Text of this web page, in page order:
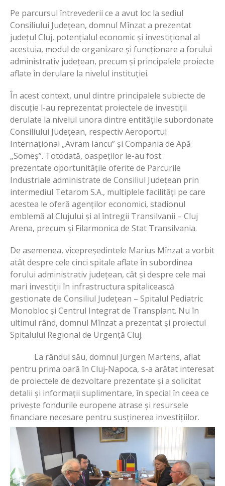
Pe parcursul întrevederii ce a avut loc la sediul
Consiliului Județean, domnul Mînzat a prezentat
județul Cluj, potențialul economic și investițional al
acestuia, modul de organizare și funcționare a forului
administrativ județean, precum și principalele proiecte
aflate în derulare la nivelul instituției.
În acest context, unul dintre principalele subiecte de
discuţie l-au reprezentat proiectele de investiții
derulate la nivelul unora dintre entitățile subordonate
Consiliului Județean, respectiv Aeroportul
Internațional „Avram Iancu” și Compania de Apă
„Someș”. Totodată, oaspeților le-au fost
prezentate oportunitățile oferite de Parcurile
Industriale administrate de Consiliul Județean prin
intermediul Tetarom S.A., multiplele facilităţi pe care
acestea le oferă agenților economici, stadionul
emblemă al Clujului și al întregii Transilvanii – Cluj
Arena, precum și Filarmonica de Stat Transilvania.
De asemenea, vicepreședintele Marius Mînzat a vorbit
atât despre cele cinci spitale aflate în subordinea
forului administrativ județean, cât și despre cele mai
mari investiții în infrastructura spitalicească
gestionate de Consiliul Județean – Spitalul Pediatric
Monobloc și Centrul Integrat de Transplant. Nu în
ultimul rând, domnul Mînzat a prezentat și proiectul
Spitalului Regional de Urgență Cluj.
La rândul său, domnul Jürgen Martens, aflat
pentru prima oară în Cluj-Napoca, s-a arătat interesat
de proiectele de dezvoltare prezentate și a solicitat
detalii și informații suplimentare, în special în ceea ce
privește fondurile europene atrase și resursele
financiare necesare pentru susținerea investițiilor.